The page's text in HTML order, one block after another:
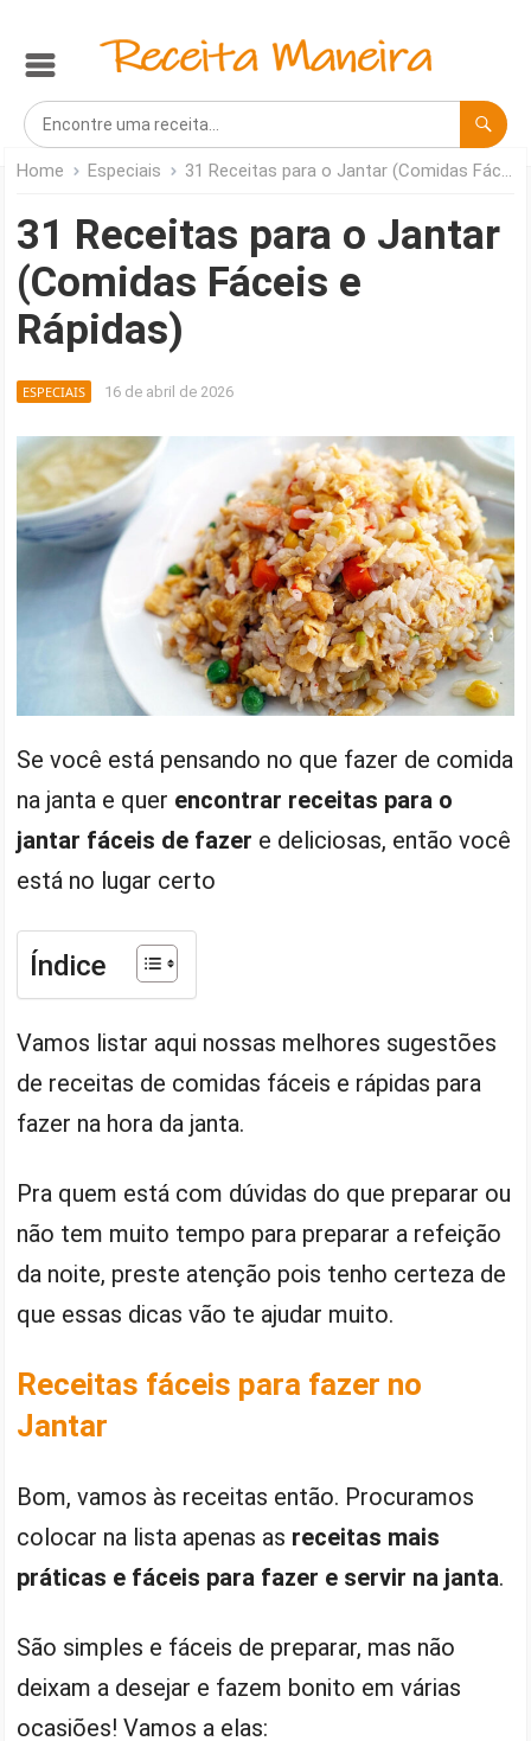
Home Especiais 31 Receitas para o Jantar (Comidas Fáceis e Rápidas)
31 Receitas para o Jantar
(Comidas Fáceis e
Rápidas)
ESPECIAIS 16 de abril de 2026
Se você está pensando no que fazer de comida
na janta e quer encontrar receitas para o
jantar fáceis de fazer e deliciosas, então você
está no lugar certo
Índice
Vamos listar aqui nossas melhores sugestões
de receitas de comidas fáceis e rápidas para
fazer na hora da janta.
Pra quem está com dúvidas do que preparar ou
não tem muito tempo para preparar a refeição
da noite, preste atenção pois tenho certeza de
que essas dicas vão te ajudar muito.
Receitas fáceis para fazer no
Jantar
Bom, vamos às receitas então. Procuramos
colocar na lista apenas as receitas mais
práticas e fáceis para fazer e servir na janta.
São simples e fáceis de preparar, mas não
deixam a desejar e fazem bonito em várias
ocasiões! Vamos a elas: